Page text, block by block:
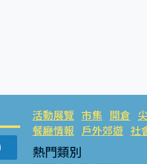
活動展覽 市集 開倉
餐廳情報 戶外郊遊 社
熱門類別